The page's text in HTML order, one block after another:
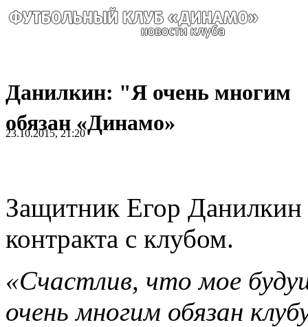
Данилкин: "Я очень многим
обязан «Динамо»
23.10.2015, 21:20
Защитник Егор Данилкин
контракта с клубом.
«Счастлив, что мое
очень многим обязан